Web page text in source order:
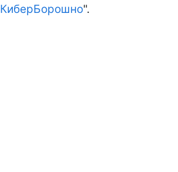
КиберБорошно".